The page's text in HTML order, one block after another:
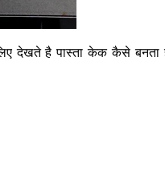
देखते है पास्ता केक कैसे